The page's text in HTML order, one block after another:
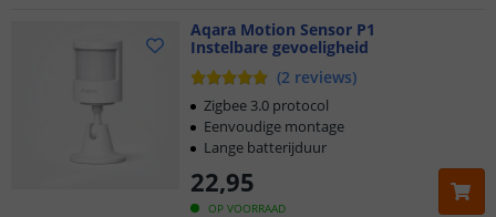
Aqara Motion Sensor P1
Instelbare gevoeligheid
(2 reviews)
OP VOORRAAD
22,95
Zigbee 3.0 protocol
Eenvoudige montage
Lange batterijduur